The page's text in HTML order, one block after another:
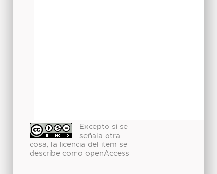
Excepto si se
señala otra
cosa, la licencia del ítem se
describe como openAccess